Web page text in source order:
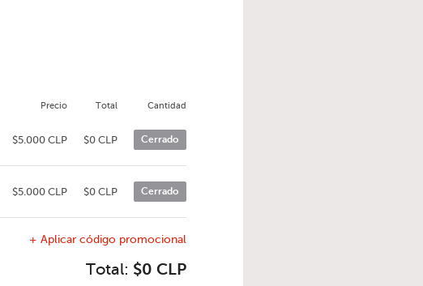
Precio Total Cantidad
$5.000 CLP $0 CLP Cerrado
$5.000 CLP $0 CLP Cerrado
+ Aplicar código promocional
Total: $0 CLP